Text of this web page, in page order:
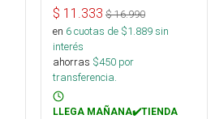
$ 11.333 $16.990
en 6cuotas de $1.889sin
interés
ahorras $450 por
transferencia.
LLEGA MAÑANA✔️TIENDA